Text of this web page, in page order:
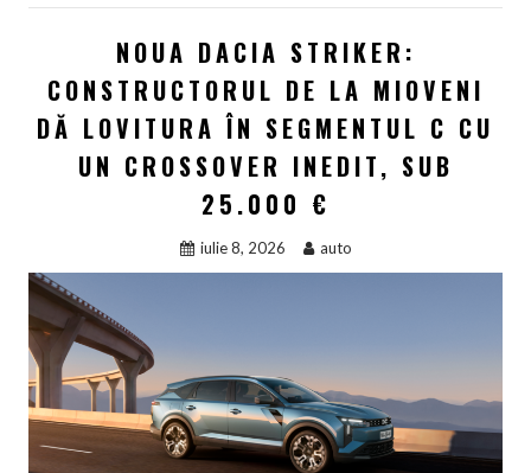
NOUA DACIA STRIKER:
CONSTRUCTORUL DE LA MIOVENI
DĂ LOVITURA ÎN SEGMENTUL C CU
UN CROSSOVER INEDIT, SUB
25.000 €
iulie 8, 2026 auto